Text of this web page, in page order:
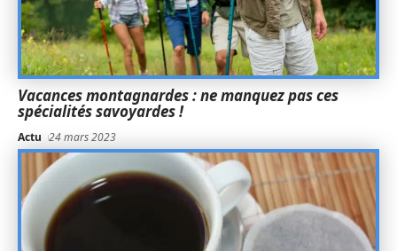
Vacances montagnardes : ne manquez pas ces
spécialités savoyardes !
Actu 24 mars 2023